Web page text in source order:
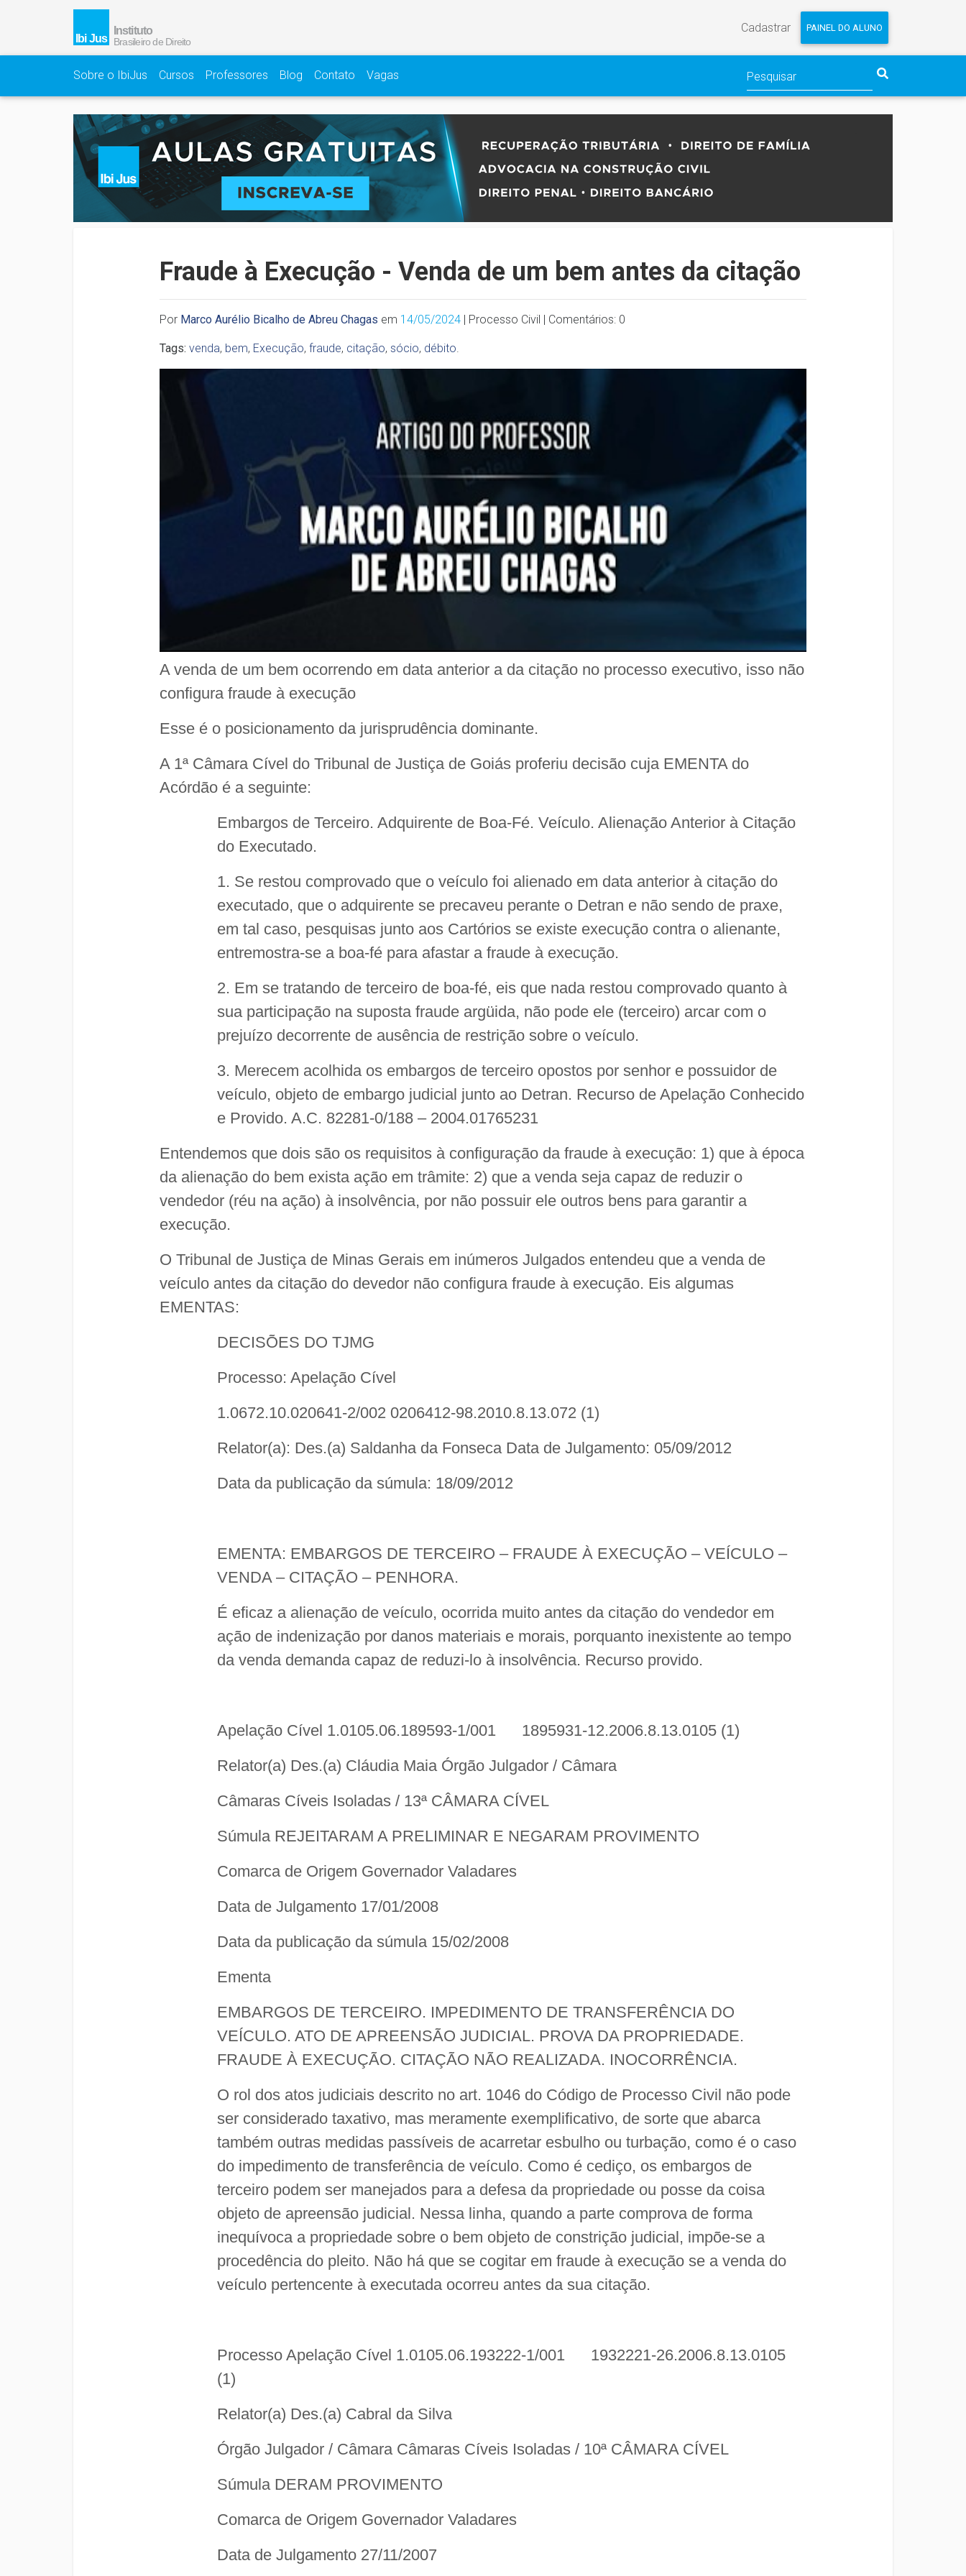
Cadastrar PAINEL DO ALUNO
Sobre o IbiJus Cursos Professores Blog Contato Vagas
Fraude à Execução - Venda de um bem antes da citação
Por Marco Aurélio Bicalho de Abreu Chagas em 14/05/2024 | Processo Civil | Comentários: 0
Tags: venda, bem, Execução, fraude, citação, sócio, débito.
A venda de um bem ocorrendo em data anterior a da citação no processo executivo, isso não
configura fraude à execução
Esse é o posicionamento da jurisprudência dominante.
A 1ª Câmara Cível do Tribunal de Justiça de Goiás proferiu decisão cuja EMENTA do
Acórdão é a seguinte:
Embargos de Terceiro. Adquirente de Boa-Fé. Veículo. Alienação Anterior à Citação
do Executado.
1. Se restou comprovado que o veículo foi alienado em data anterior à citação do
executado, que o adquirente se precaveu perante o Detran e não sendo de praxe,
em tal caso, pesquisas junto aos Cartórios se existe execução contra o alienante,
entremostra-se a boa-fé para afastar a fraude à execução.
2. Em se tratando de terceiro de boa-fé, eis que nada restou comprovado quanto à
sua participação na suposta fraude argüida, não pode ele (terceiro) arcar com o
prejuízo decorrente de ausência de restrição sobre o veículo.
3. Merecem acolhida os embargos de terceiro opostos por senhor e possuidor de
veículo, objeto de embargo judicial junto ao Detran. Recurso de Apelação Conhecido
e Provido. A.C. 82281-0/188 – 2004.01765231
Entendemos que dois são os requisitos à configuração da fraude à execução: 1) que à época
da alienação do bem exista ação em trâmite: 2) que a venda seja capaz de reduzir o
vendedor (réu na ação) à insolvência, por não possuir ele outros bens para garantir a
execução.
O Tribunal de Justiça de Minas Gerais em inúmeros Julgados entendeu que a venda de
veículo antes da citação do devedor não configura fraude à execução. Eis algumas
EMENTAS:
DECISÕES DO TJMG
Processo: Apelação Cível
1.0672.10.020641-2/002 0206412-98.2010.8.13.072 (1)
Relator(a): Des.(a) Saldanha da Fonseca Data de Julgamento: 05/09/2012
Data da publicação da súmula: 18/09/2012
EMENTA: EMBARGOS DE TERCEIRO – FRAUDE À EXECUÇÃO – VEÍCULO –
VENDA – CITAÇÃO – PENHORA.
É eficaz a alienação de veículo, ocorrida muito antes da citação do vendedor em
ação de indenização por danos materiais e morais, porquanto inexistente ao tempo
da venda demanda capaz de reduzi-lo à insolvência. Recurso provido.
Apelação Cível 1.0105.06.189593-1/001 1895931-12.2006.8.13.0105 (1)
Relator(a) Des.(a) Cláudia Maia Órgão Julgador / Câmara
Câmaras Cíveis Isoladas / 13ª CÂMARA CÍVEL
Súmula REJEITARAM A PRELIMINAR E NEGARAM PROVIMENTO
Comarca de Origem Governador Valadares
Data de Julgamento 17/01/2008
Data da publicação da súmula 15/02/2008
Ementa
EMBARGOS DE TERCEIRO. IMPEDIMENTO DE TRANSFERÊNCIA DO
VEÍCULO. ATO DE APREENSÃO JUDICIAL. PROVA DA PROPRIEDADE.
FRAUDE À EXECUÇÃO. CITAÇÃO NÃO REALIZADA. INOCORRÊNCIA.
O rol dos atos judiciais descrito no art. 1046 do Código de Processo Civil não pode
ser considerado taxativo, mas meramente exemplificativo, de sorte que abarca
também outras medidas passíveis de acarretar esbulho ou turbação, como é o caso
do impedimento de transferência de veículo. Como é cediço, os embargos de
terceiro podem ser manejados para a defesa da propriedade ou posse da coisa
objeto de apreensão judicial. Nessa linha, quando a parte comprova de forma
inequívoca a propriedade sobre o bem objeto de constrição judicial, impõe-se a
procedência do pleito. Não há que se cogitar em fraude à execução se a venda do
veículo pertencente à executada ocorreu antes da sua citação.
Processo Apelação Cível 1.0105.06.193222-1/001 1932221-26.2006.8.13.0105
(1)
Relator(a) Des.(a) Cabral da Silva
Órgão Julgador / Câmara Câmaras Cíveis Isoladas / 10ª CÂMARA CÍVEL
Súmula DERAM PROVIMENTO
Comarca de Origem Governador Valadares
Data de Julgamento 27/11/2007